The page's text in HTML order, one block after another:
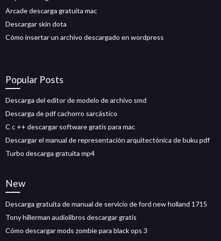
Arcade descarga gratuita mac
Descargar skin dota
Cómo insertar un archivo descargado en wordpress
Popular Posts
Descarga del editor de modelo de archivo smd
Descarga de pdf cachorro sarcástico
C c ++ descargar software gratis para mac
Descargar el manual de representación arquitectónica de buku pdf
Turbo descarga gratuita mp4
New
Descarga gratuita de manual de servicio de ford new holland 1715
Tony hillerman audiolibros descargar gratis
Cómo descargar mods zombie para black ops 3